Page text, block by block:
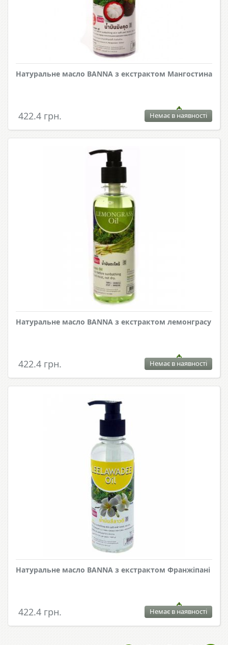
Натуральне масло BANNA з екстрактом Мангостина
422.4 грн. Немає в наявності
Натуральне масло BANNA з екстрактом лемонграсу
422.4 грн. Немає в наявності
Натуральне масло BANNA з екстрактом Франжіпані
422.4 грн. Немає в наявності